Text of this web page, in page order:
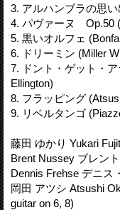
3. アルハンブラの思
4. パヴァーヌ Op.50
5. 黒いオルフェ
6. ドリーミン (Miller
7. ドント・ゲット・
Ellington)
8. フラッピング
9. リベルタンゴ
藤田 ゆかり Yukari
Brent Nussey ブレン
Dennis Frehse デニス
岡田 アツシ Atsushi
guitar on 6, 8)